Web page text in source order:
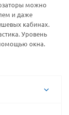
можно
и даже
кабинах.
Уровень
окна.